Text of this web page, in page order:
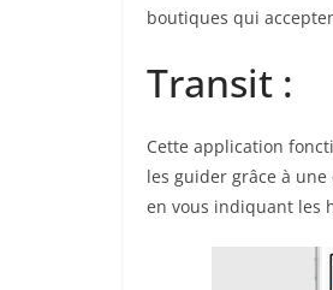
boutiques qui
Transit :
Cette application
les guider grâce à
en vous indiquant les